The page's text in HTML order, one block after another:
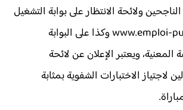
ولائحة الانتظار على بوابة التشغيل
العمومي www.emploi-public.ma وكذا على البوابة
المعنية، ويعتبر الإعلان عن لائحة
لاجتياز الاختبارات الشفوية بمثابة